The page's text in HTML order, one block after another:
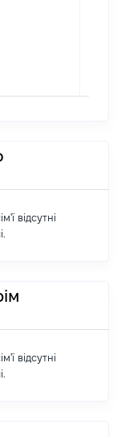
відсутні
відсутні